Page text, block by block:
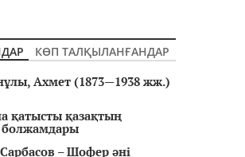
КӨП ТАЛҚЫЛАНҒАНДАР
Ахмет (1873—1938 жж.)
қатысты қазақтың
– Шофер әні